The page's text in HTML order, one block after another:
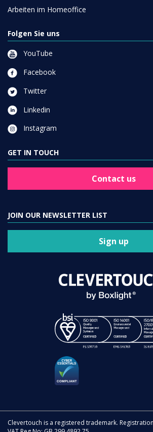
Arbeiten im Homeoffice
Folgen Sie uns
YouTube
Facebook
Twitter
Linkedin
Instagram
GET IN TOUCH
Contact us
JOIN OUR NEWSLETTER LIST
Sign up
Clevertouch is a registered trademark.